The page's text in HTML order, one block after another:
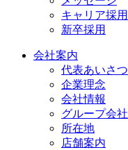
キャリア採用
新卒採用
会社案内
代表あいさつ
企業理念
会社情報
グループ会社
所在地
店舗案内